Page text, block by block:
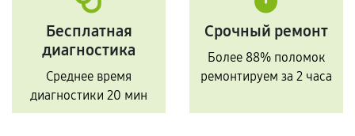
Бесплатная
диагностика
Среднее время
диагностики 20 мин
Срочный ремонт
Более 88% поломок
ремонтируем за 2 часа